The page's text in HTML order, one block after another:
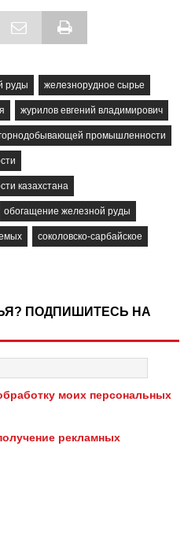
руды железнорудное сырье
журилов евгений владимирович
промышленности
казахстана
обогащение железной руды
соколовско-сарбайское
ПОДПИШИТЕСЬ НА
моих персональных
рекламных